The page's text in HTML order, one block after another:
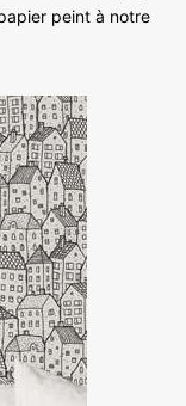
peint à notre